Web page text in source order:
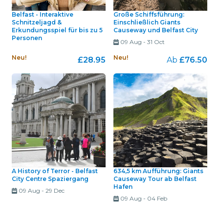
Belfast - Interaktive
Schnitzeljagd &
Erkundungsspiel für bis zu 5
Personen
Neu! £28.95
Große Schiffsführung:
Einschließlich Giants
Causeway und Belfast City
09 Aug - 31 Oct
Neu! Ab £76.50
A History of Terror - Belfast
City Centre Spaziergang
09 Aug - 29 Dec
634,5 km Aufführung: Giants
Causeway Tour ab Belfast
Hafen
09 Aug - 04 Feb